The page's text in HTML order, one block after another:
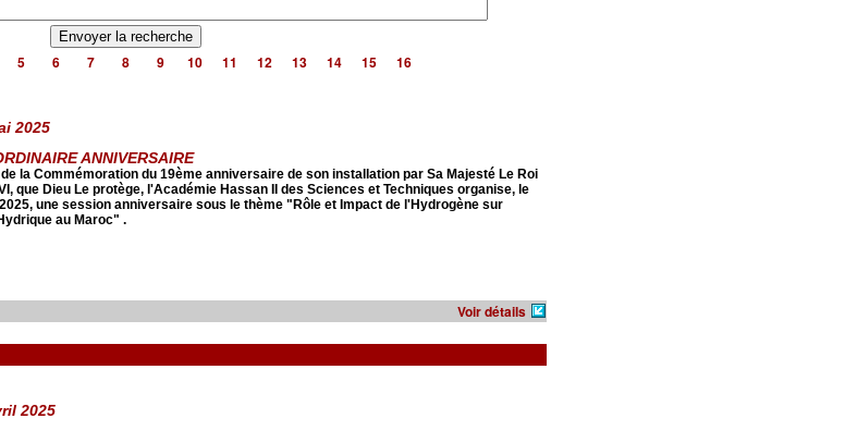
5 6 7 8 9 10 11 12 13 14 15 16
2025
ANNIVERSAIRE
la Commémoration du 19ème anniversaire de son installation par Sa Majesté Le Roi
que Dieu Le protège, l'Académie Hassan II des Sciences et Techniques organise, le
une session anniversaire sous le thème "Rôle et Impact de l'Hydrogène sur
au Maroc" .
Voir détails
2025